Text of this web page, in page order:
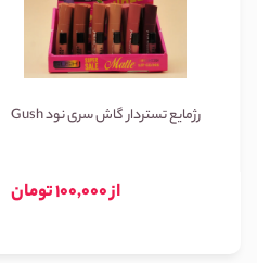
رژمایع تستردار گاش سری نود Gush
از 100,000 تومان